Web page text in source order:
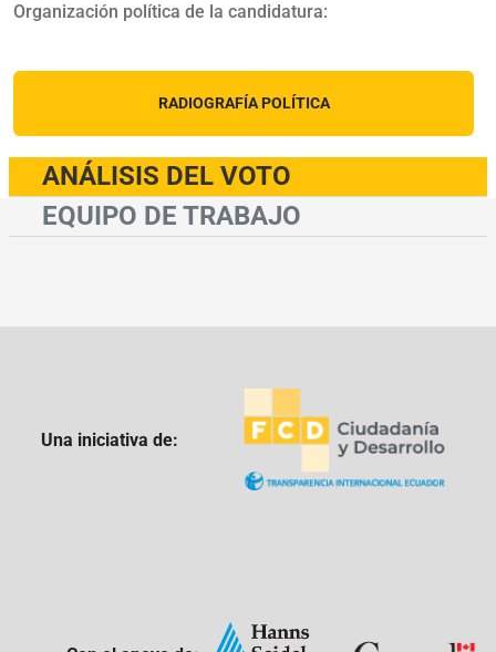
Organización política de la candidatura:
RADIOGRAFÍA POLÍTICA
ANÁLISIS DEL VOTO
EQUIPO DE TRABAJO
Una iniciativa de: